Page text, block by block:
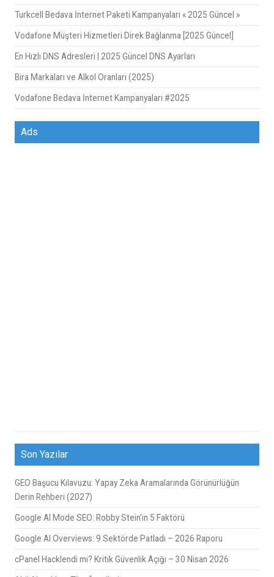
Turkcell Bedava İnternet Paketi Kampanyaları « 2025 Güncel »
Vodafone Müşteri Hizmetleri Direk Bağlanma [2025 Güncel]
En Hızlı DNS Adresleri | 2025 Güncel DNS Ayarları
Bira Markaları ve Alkol Oranları (2025)
Vodafone Bedava İnternet Kampanyaları #2025
Ads
Son Yazılar
GEO Başucu Kılavuzu: Yapay Zeka Aramalarında Görünürlüğün
Derin Rehberi (2027)
Google AI Mode SEO: Robby Stein’in 5 Faktörü
Google AI Overviews: 9 Sektörde Patladı – 2026 Raporu
cPanel Hacklendi mi? Kritik Güvenlik Açığı – 30 Nisan 2026